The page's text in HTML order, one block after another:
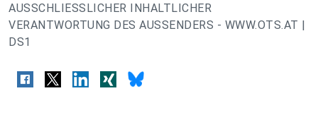
AUSSCHLIESSLICHER INHALTLICHER
VERANTWORTUNG DES AUSSENDERS - WWW.OTS.AT |
DS1